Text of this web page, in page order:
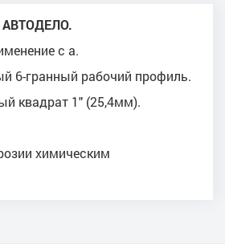
АВТОДЕЛО.
с а.
6-гранный рабочий профиль.
квадрат 1" (25,4мм).
химическим